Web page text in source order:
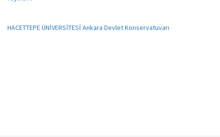
HACETTEPE ÜNİVERSİTESİ Ankara Devlet Konservatuvarı